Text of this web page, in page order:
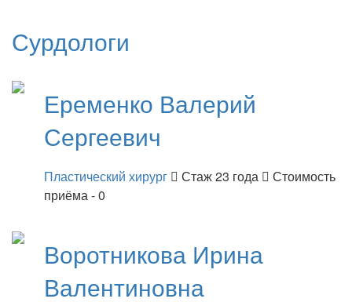
Сурдологи
Еременко Валерий
Сергеевич
Пластический хирург Стаж 23 года
Стоимость
приёма - 0
Воротникова Ирина
Валентиновна